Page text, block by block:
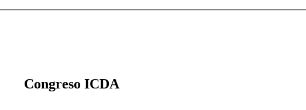
Congreso ICDA